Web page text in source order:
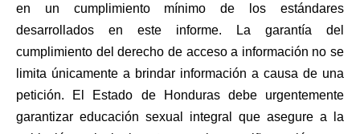
en un cumplimiento mínimo de los estándares
desarrollados en este informe. La garantía del
cumplimiento del derecho de acceso a información no se
limita únicamente a brindar información a causa de una
petición. El Estado de Honduras debe urgentemente
garantizar educación sexual integral que asegure a la